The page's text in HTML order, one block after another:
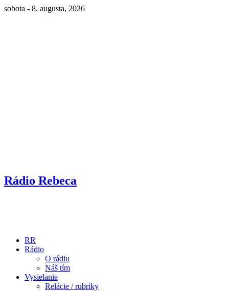
sobota - 8. augusta, 2026
Rádio Rebeca
RR
Rádio
O rádiu
Náš tím
Vysielanie
Relácie / rubriky